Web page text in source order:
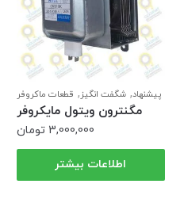
پیشنهاد,شگفت انگیز, قطعات ماکروفر
پاناسونیک, قطعات ماکروفر سامسونگ
مگنترون ها,های ولتاژ,ویژه
مگنترون ویتول مایکروفر
سامسونگ3,000,000 تومان
اطلاعات بیشتر